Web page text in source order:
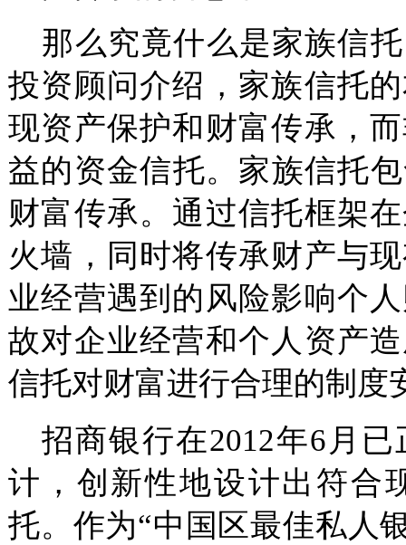
那么究竟什么是家族信
投资顾问介绍，家族信托
现资产保护和财富传承，
益的资金信托。 家族信托
财富传承。通过信托框架
火墙，同时将传承财产与
业经营遇到的风险影响个
故对企业经营和个人资产
信托对财富进行合理的制度
招商银行在2012年6月
计，创新性地设计出符合
托。作为“中国区最佳私人